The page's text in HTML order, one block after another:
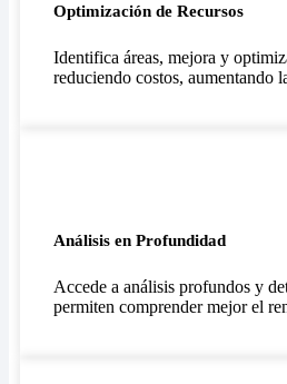
Optimización de Recursos
Identifica áreas, mejora y
reduciendo costos, aumentando
Análisis en Profundidad
Accede a análisis profundos y
permiten comprender mejor el